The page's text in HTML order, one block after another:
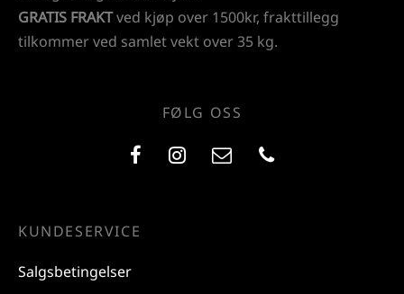
GRATIS FRAKTved kjøp over 1500kr, frakttillegg
tilkommer ved samlet vekt over 35 kg.
FØLG OSS
KUNDESERVICE
Salgsbetingelser